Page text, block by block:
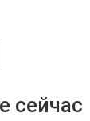
сейчас